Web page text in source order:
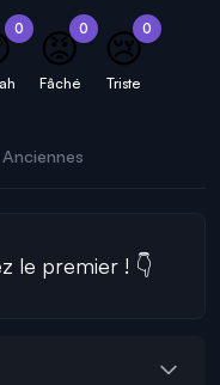
0 0
😡
Fâché
0
😢
Triste
Anciennes
le premier ! 👇